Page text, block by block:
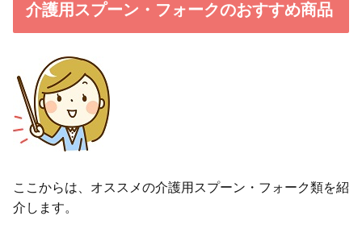
介護用スプーン・フォークのおすすめ商品
ここからは、オススメの介護用スプーン・フォーク類を紹
介します。